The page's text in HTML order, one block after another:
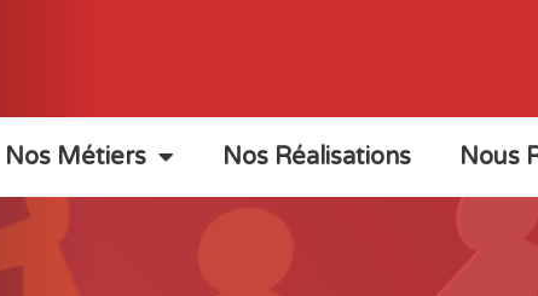
Nos Métiers Nos Réalisations Nous